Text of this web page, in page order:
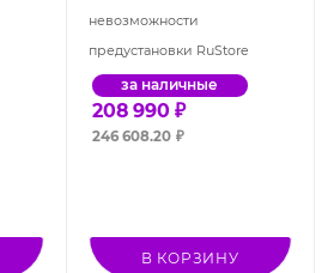
невозможности
предустановки RuStore
за наличные
208 990 ₽
246 608.20 ₽
В КОРЗИНУ